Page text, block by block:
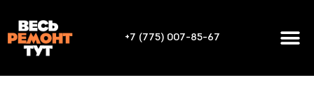
+7 (775) 007-85-67